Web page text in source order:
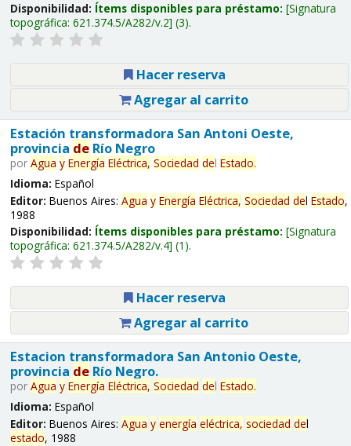
Disponibilidad: Ítems disponibles para préstamo: Signatura
topográfica: 621.374.5/A282/v.2 (3).
Hacer reserva
Agregar al carrito
Estación transformadora San Antoni Oeste,
provincia deRío Negro
por Agua y Energía Eléctrica, Sociedad del Estado.
Idioma: Español
Editor: Buenos Aires: Agua y Energía Eléctrica, Sociedad del Estado,
1988
Disponibilidad: Ítems disponibles para préstamo: Signatura
topográfica: 621.374.5/A282/v.4 (1).
Hacer reserva
Agregar al carrito
Estacion transformadora San Antonio Oeste,
provincia deRío Negro.
por Agua y Energía Eléctrica, Sociedad del Estado.
Idioma: Español
Editor: Buenos Aires: Agua y energía eléctrica, sociedad del
estado, 1988